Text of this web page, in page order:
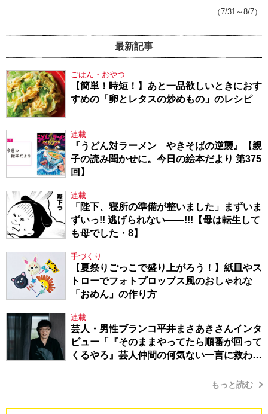
（7/31～8/7）
最新記事
ごはん・おやつ
【簡単！時短！】あと一品欲しいときにおす
すめの「卵とレタスの炒めもの」のレシピ
連載
『うどん対ラーメン やきそばの逆襲』【親
子の読み聞かせに。今日の絵本だより 第375
回】
連載
「陛下、寝所の準備が整いました」まずいま
ずいっ!! 逃げられない――!!!【母は転生して
も母でした・8】
手づくり
【夏祭りごっこで盛り上がろう！】紙皿やス
トローでフォトプロップス風のおしゃれな
「おめん」の作り方
連載
芸人・男性ブランコ平井まさあきさんインタ
ビュー「『そのままやってたら順番が回って
くるやろ』芸人仲間の何気ない一言に救われ
もっと読む